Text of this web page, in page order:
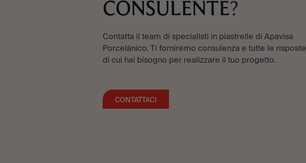
CONSULENTE?
Contatta il team di specialisti in piastrelle di Apavisa
Porcelánico. Ti forniremo consulenza e tutte le risposte
di cui hai bisogno per realizzare il tuo progetto.
CONTATTACI